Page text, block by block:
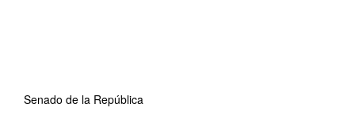
Senado de la República